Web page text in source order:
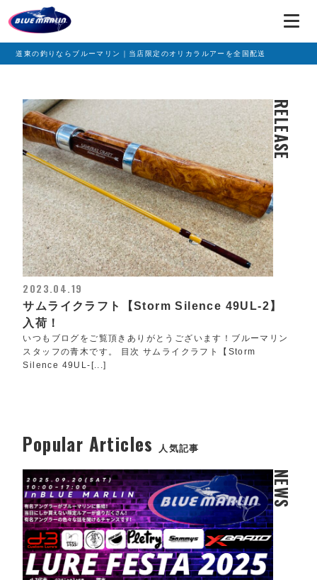
道東の釣りならブルーマリン｜当店限定のオリカラルアーを全国配送
RELEASE
2023.04.19
サムライクラフト【Storm Silence 49UL-2】
入荷！
いつもブログをご覧頂きありがとうございます！ブルーマリン
スタッフの青木です。 目次 サムライクラフト【Storm
Silence 49UL-[...]
Popular Articles 人気記事
NEWS